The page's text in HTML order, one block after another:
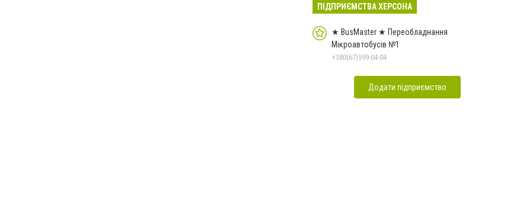
ПІДПРИЄМСТВА ХЕРСОНА
★ BusMaster ★ Переобладнання
Мікроавтобусів №1
+380(67)599-04-04
Додати підприємство